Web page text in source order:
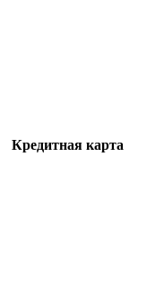
Кредитная карта